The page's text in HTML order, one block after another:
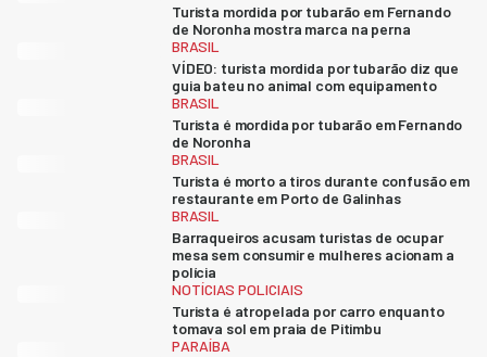
Turista mordida por tubarão em Fernando
de Noronha mostra marca na perna
BRASIL
VÍDEO: turista mordida por tubarão diz que
guia bateu no animal com equipamento
BRASIL
Turista é mordida por tubarão em Fernando
de Noronha
BRASIL
Turista é morto a tiros durante confusão em
restaurante em Porto de Galinhas
BRASIL
Barraqueiros acusam turistas de ocupar
mesa sem consumir e mulheres acionam a
polícia
NOTÍCIAS POLICIAIS
Turista é atropelada por carro enquanto
tomava sol em praia de Pitimbu
PARAÍBA